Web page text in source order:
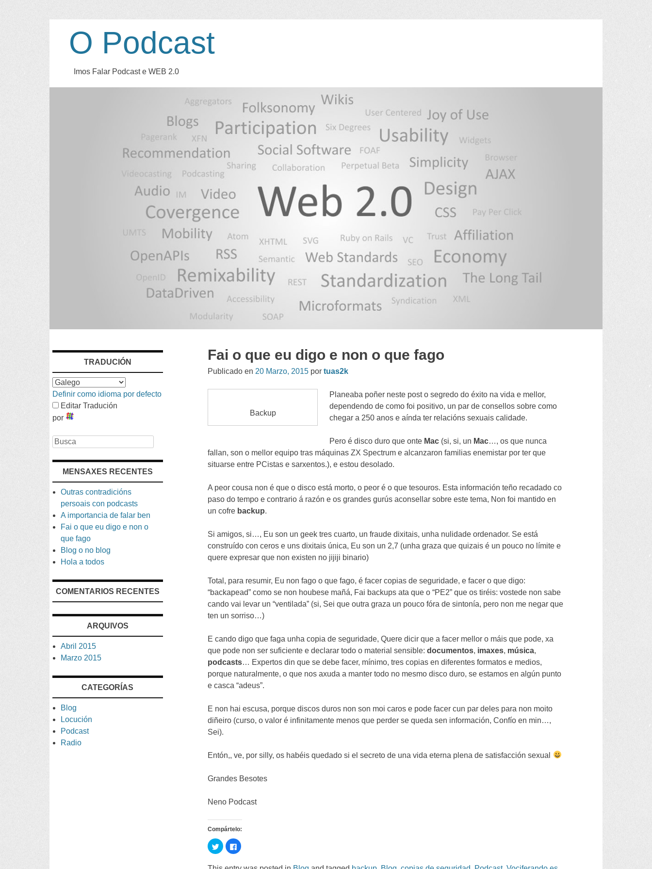
O Podcast
Imos Falar Podcast e WEB 2.0
CONTIDO
Fai o que eu digo e non o que fago
Publicado en 20 Marzo, 2015 portuas2k
Backup
Planeaba poñer neste post o segredo do éxito na vida e mellor,
dependendo de como foi positivo, un par de consellos sobre como
chegar a 250 anos e aínda ter relacións sexuais calidade.
Pero é disco duro que onte Mac (si, si, un Mac…, os que nunca
fallan, son o mellor equipo tras máquinas ZX Spectrum e alcanzaron familias enemistar por ter que
situarse entre PCistas e sarxentos.), e estou desolado.
A peor cousa non é que o disco está morto, o peor é o que tesouros. Esta información teño recadado co
paso do tempo e contrario á razón e os grandes gurús aconsellar sobre este tema, Non foi mantido en
un cofre backup.
Si amigos, si…, Eu son un geek tres cuarto, un fraude dixitais, unha nulidade ordenador. Se está
construído con ceros e uns dixitais única, Eu son un 2,7 (unha graza que quizais é un pouco no límite e
quere expresar que non existen no jijiji binario)
Total, para resumir, Eu non fago o que fago, é facer copias de seguridade, e facer o que digo:
“backapead” como se non houbese mañá, Fai backups ata que o “PE2” que os tiréis: vostede non sabe
cando vai levar un “ventilada” (si, Sei que outra graza un pouco fóra de sintonía, pero non me negar que
ten un sorriso…)
E cando digo que faga unha copia de seguridade, Quere dicir que a facer mellor o máis que pode, xa
que pode non ser suficiente e declarar todo o material sensible:documentos, imaxes, música,
podcasts… Expertos din que se debe facer, mínimo, tres copias en diferentes formatos e medios,
porque naturalmente, o que nos axuda a manter todo no mesmo disco duro, se estamos en algún punto
e casca “adeus”.
E non hai escusa, porque discos duros non son moi caros e pode facer cun par deles para non moito
diñeiro (curso, o valor é infinitamente menos que perder se queda sen información, Confío en min…,
Sei).
Entón,, ve, por silly,os habéis quedado si el secreto de una vida eterna plena de satisfacción sexual
Grandes Besotes
Neno Podcast
Compártelo:
C
l
C
l
TRADUCIÓN
Definir como idioma por defecto
Editar Tradución
por
Busca
MENSAXES RECENTES
Outras contradicións
persoais con podcasts
A importancia de falar ben
Fai o que eu digo e non o
que fago
Blog o no blog
Hola a todos
COMENTARIOS RECENTES
ARQUIVOS
Abril 2015
Marzo 2015
CATEGORÍAS
Blog
Locución
Podcast
Radio